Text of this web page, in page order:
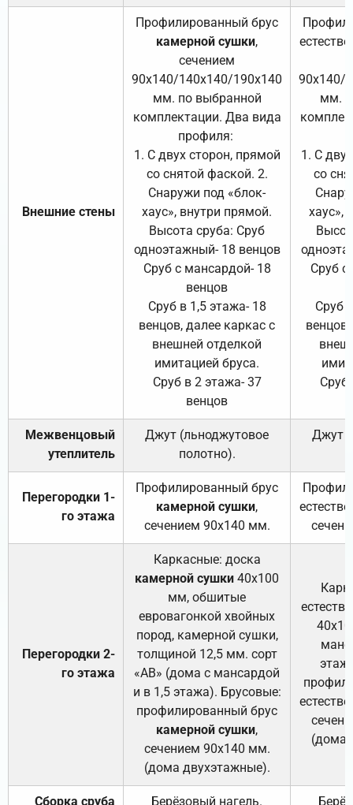
Внешние стены
Профилированный брус
камерной сушки,
сечением
90х140/140х140/190х140
мм. по выбранной
комплектации. Два вида
профиля:
1. С двух сторон, прямой
со снятой фаской. 2.
Снаружи под «блок-
хаус», внутри прямой.
Высота сруба: Сруб
одноэтажный- 18 венцов
Сруб с мансардой- 18
венцов
Сруб в 1,5 этажа- 18
венцов, далее каркас с
внешней отделкой
имитацией бруса.
Сруб в 2 этажа- 37
венцов
90х140/
мм.
1. С
со
хаус»,
Сруб с
Сруб
Сруб
Межвенцовый
утеплитель
Джут (льноджутовое
полотно).
Джут
Перегородки 1-
го этажа
Профилированный брус
камерной сушки,
сечением 90х140 мм.
Перегородки 2-
го этажа
Каркасные: доска
камерной сушки 40х100
мм, обшитые
евровагонкой хвойных
пород, камерной сушки,
толщиной 12,5 мм. сорт
«АВ» (дома с мансардой
и в 1,5 этажа). Брусовые:
профилированный брус
камерной сушки,
сечением 90х140 мм.
(дома двухэтажные).
(дома
Сборка сруба Берёзовый нагель.